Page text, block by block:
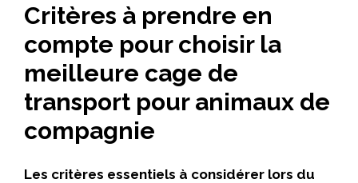
Critères à prendre en
compte pour choisir la
meilleure cage de
transport pour animaux de
compagnie
Les critères essentiels à considérer lors du